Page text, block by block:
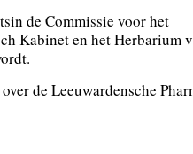
in de Commissie voor het
Kabinet en het Herbarium
de Leeuwardensche